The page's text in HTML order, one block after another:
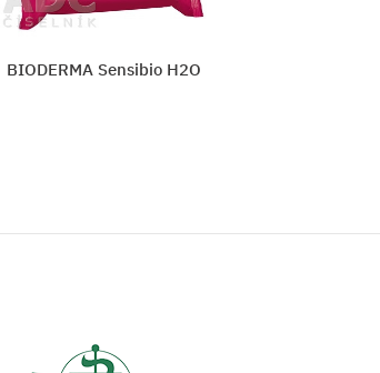
CeraVe HYDRATAČNÁ ČISTIACA